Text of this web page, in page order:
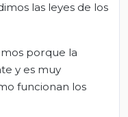
las leyes de los
porque la
y es muy
funcionan los